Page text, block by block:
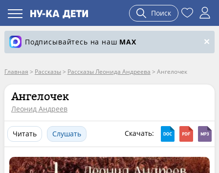
Поиск
Подписывайтесь на наш MAX
Главная > Рассказы > Рассказы Леонида Андреева > Ангелочек
Ангелочек
Леонид Андреев
Читать Слушать Скачать: